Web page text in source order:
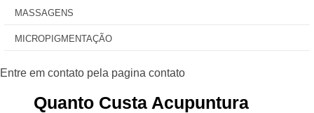
MASSAGENS
MICROPIGMENTAÇÃO
Quanto Custa Acupuntura